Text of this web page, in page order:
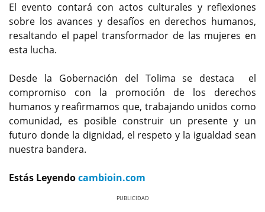
El evento contará con actos culturales y reflexiones
sobre los avances y desafíos en derechos humanos,
resaltando el papel transformador de las mujeres en
esta lucha.
Desde la Gobernación del Tolima se destaca el
compromiso con la promoción de los derechos
humanos y reafirmamos que, trabajando unidos como
comunidad, es posible construir un presente y un
futuro donde la dignidad, el respeto y la igualdad sean
nuestra bandera.
Estás Leyendocambioin.com